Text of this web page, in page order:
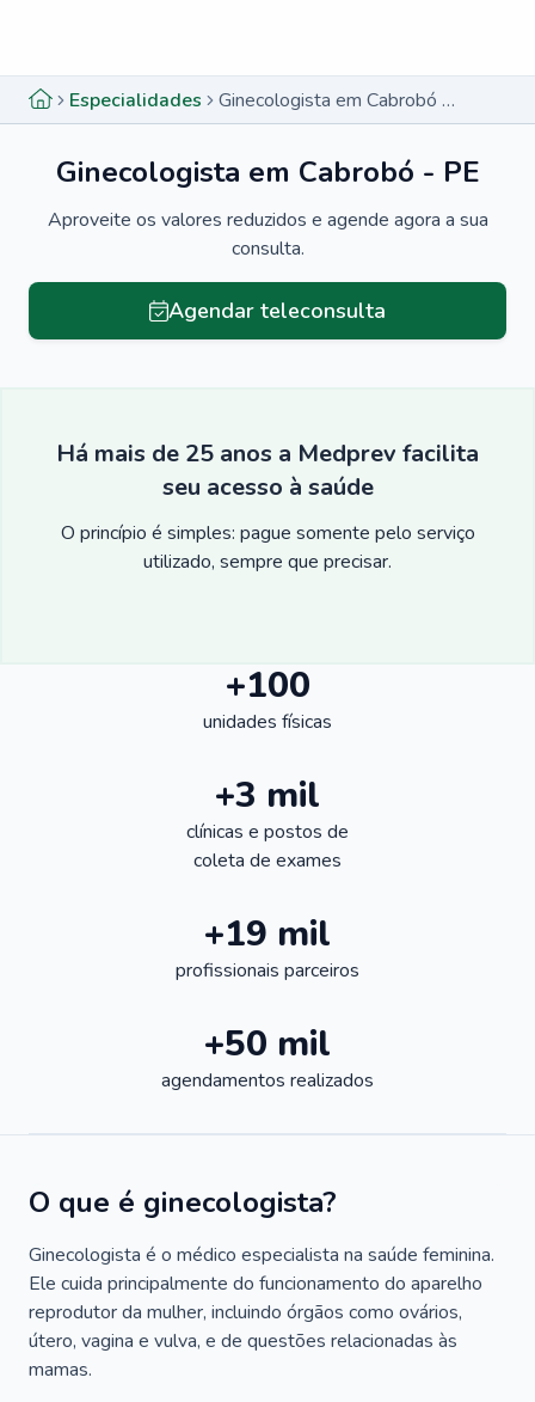
Especialidades Ginecologista em Cabrobó - PE
Ginecologista em Cabrobó - PE
Aproveite os valores reduzidos e agende agora a sua
consulta.
Agendar teleconsulta
Há mais de 25 anos a Medprev facilita
seu acesso à saúde
O princípio é simples: pague somente pelo serviço
utilizado, sempre que precisar.
+100
unidades físicas
+3 mil
clínicas e postos de
coleta de exames
+19 mil
profissionais parceiros
+50 mil
agendamentos realizados
O que é ginecologista?
Ginecologista é o médico especialista na saúde feminina.
Ele cuida principalmente do funcionamento do aparelho
reprodutor da mulher, incluindo órgãos como ovários,
útero, vagina e vulva, e de questões relacionadas às
mamas.